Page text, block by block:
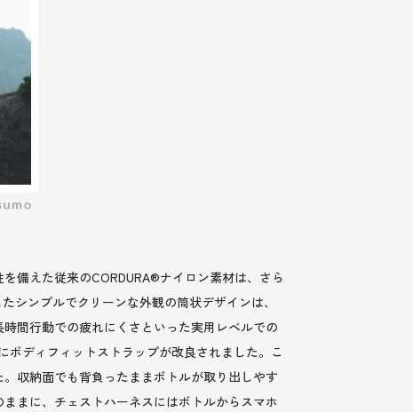
備えた従来のCORDURA®ナイロン素材は、さら
シンプルでクリーンな外観の筒状デザインは、
間行動での疲れにくさといった実用レベルでの
ボディフィットストラップが改良されました。こ
収納面でも背負ったままボトルが取り出しやす
まに、チェストハーネスにはボトルからスマホ